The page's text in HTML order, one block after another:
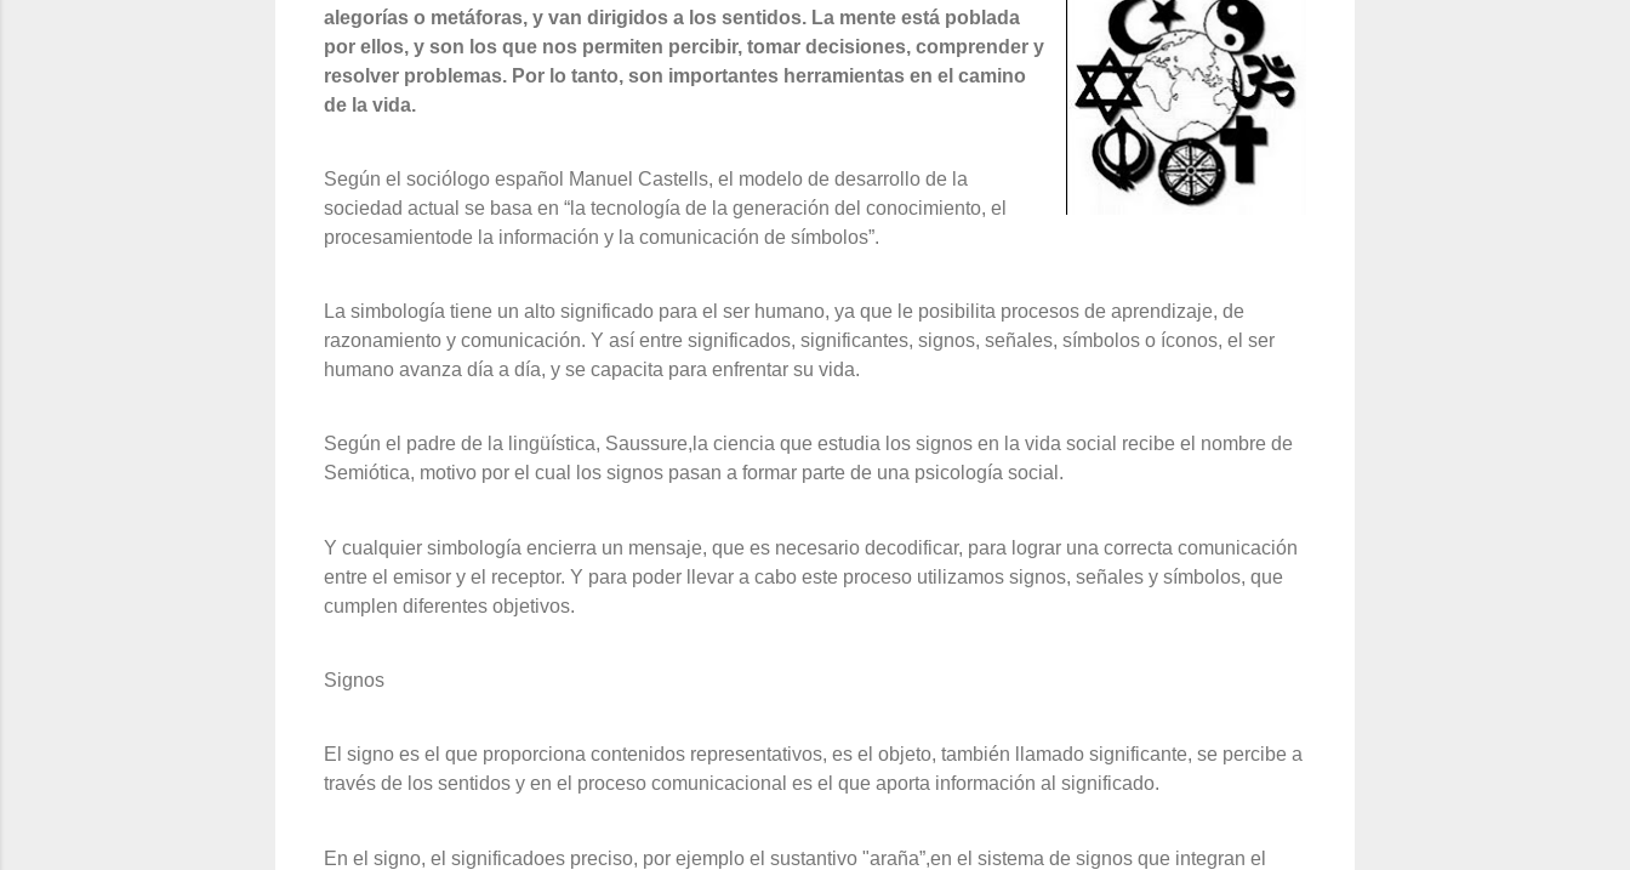
alegorías o metáforas, y van dirigidos a los sentidos. La mente está poblada
por ellos, y son los que nos permiten percibir, tomar decisiones, comprender y
resolver problemas. Por lo tanto, son importantes herramientas en el camino
de la vida.
Según el sociólogo español Manuel Castells, el modelo de desarrollo de la
sociedad actual se basa en “la tecnología de la generación del conocimiento, el
procesamientode la información y la comunicación de símbolos”.
La simbología tiene un alto significado para el ser humano, ya que le posibilita procesos de aprendizaje, de
razonamiento y comunicación. Y así entre significados, significantes, signos, señales, símbolos o íconos, el ser
humano avanza día a día, y se capacita para enfrentar su vida.
Según el padre de la lingüística, Saussure,la ciencia que estudia los signos en la vida social recibe el nombre de
Semiótica, motivo por el cual los signos pasan a formar parte de una psicología social.
Y cualquier simbología encierra un mensaje, que es necesario decodificar, para lograr una correcta comunicación
entre el emisor y el receptor. Y para poder llevar a cabo este proceso utilizamos signos, señales y símbolos, que
cumplen diferentes objetivos.
Signos
El signo es el que proporciona contenidos representativos, es el objeto, también llamado significante, se percibe a
través de los sentidos y en el proceso comunicacional es el que aporta información al significado.
En el signo, el significadoes preciso, por ejemplo el sustantivo "araña”,en el sistema de signos que integran el